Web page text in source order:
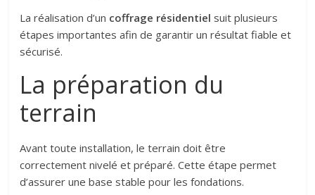
La réalisation d’un coffrage résidentiel suit plusieurs
étapes importantes afin de garantir un résultat fiable et
sécurisé.
La préparation du
terrain
Avant toute installation, le terrain doit être
correctement nivelé et préparé. Cette étape permet
d’assurer une base stable pour les fondations.